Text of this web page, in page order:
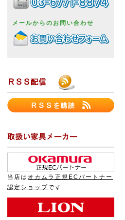
メールからのお問い合わせ
当店は オカムラ正規ECパートナー
認定ショップです